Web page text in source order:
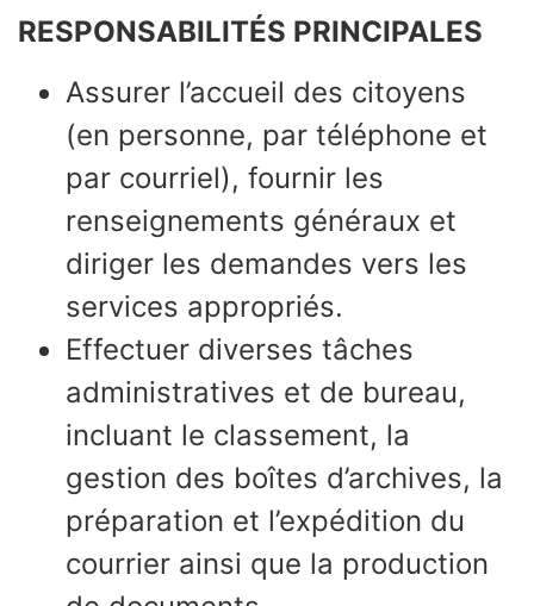
RESPONSABILITÉS PRINCIPALES
Assurer l’accueil des citoyens
(en personne, par téléphone et
par courriel), fournir les
renseignements généraux et
diriger les demandes vers les
services appropriés.
Effectuer diverses tâches
administratives et de bureau,
incluant le classement, la
gestion des boîtes d’archives, la
préparation et l’expédition du
courrier ainsi que la production